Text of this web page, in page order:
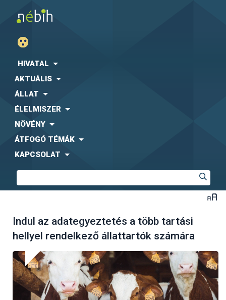
HIVATAL
AKTUÁLIS
ÁLLAT
ÉLELMISZER
NÖVÉNY
ÁTFOGÓ TÉMÁK
KAPCSOLAT
Indul az adategyeztetés a több tartási
hellyel rendelkező állattartók számára